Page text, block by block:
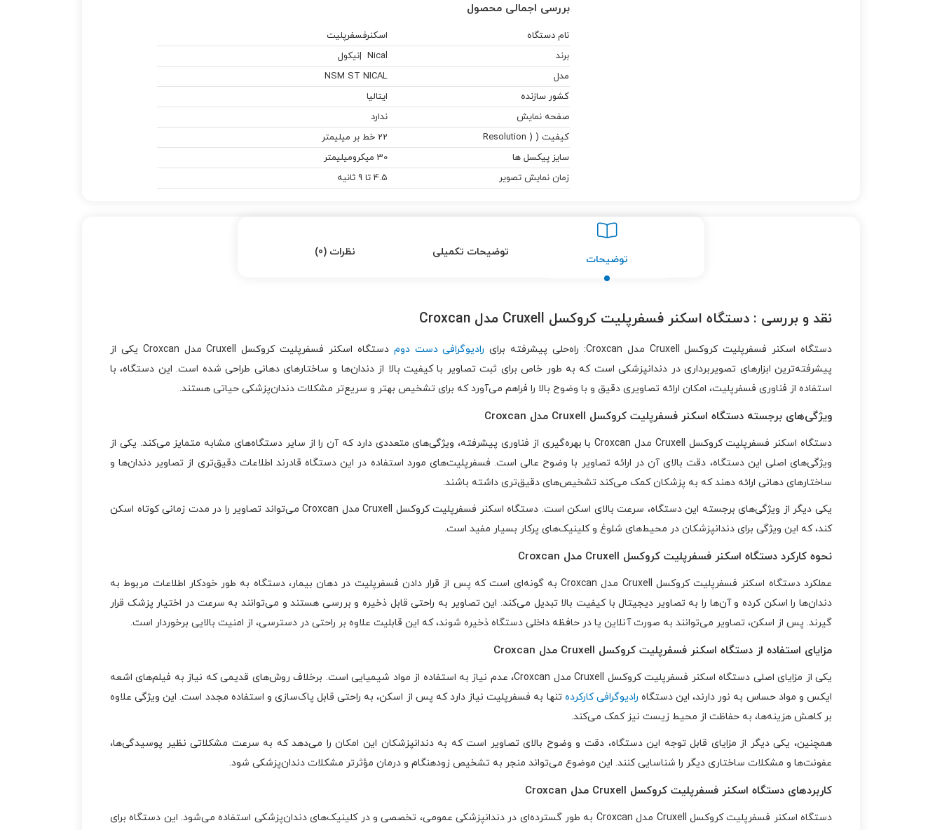
بررسی اجمالی محصول
نام دستگاه
اسکنرفسفرپلیت
برند
Nical |نیکول
مدل
NSM ST NICAL
کشور سازنده
ایتالیا
صفحه نمایش
ندارد
کیفیت ( ( Resolution
22 خط بر میلیمتر
سایز پیکسل ها
30 میکرومیلیمتر
زمان نمایش تصویر
4.5 تا 9 ثانیه
توضیحات
توضیحات تکمیلی نظرات (0)
نقد و بررسی : دستگاه اسکنر فسفرپلیت کروکسل Cruxell مدل Croxcan
دستگاه اسکنر فسفرپلیت کروکسل Cruxell مدل Croxcan: راه‌حلی پیشرفته برای رادیوگرافی دست دوم
دستگاه اسکنر فسفرپلیت کروکسل Cruxell مدل Croxcan یکی از
پیشرفته‌ترین ابزارهای تصویربرداری در دندانپزشکی است که به طور خاص برای ثبت تصاویر با کیفیت بالا از دندان‌ها و ساختارهای دهانی طراحی شده است. این دستگاه، با
استفاده از فناوری فسفرپلیت، امکان ارائه تصاویری دقیق و با وضوح بالا را فراهم می‌آورد که برای تشخیص بهتر و سریع‌تر مشکلات دندان‌پزشکی حیاتی هستند.
ویژگی‌های برجسته دستگاه اسکنر فسفرپلیت کروکسل Cruxell مدل Croxcan
دستگاه اسکنر فسفرپلیت کروکسل Cruxell مدل Croxcan با بهره‌گیری از فناوری پیشرفته، ویژگی‌های متعددی دارد که آن را از سایر دستگاه‌های مشابه متمایز می‌کند. یکی از
ویژگی‌های اصلی این دستگاه، دقت بالای آن در ارائه تصاویر با وضوح عالی است. فسفرپلیت‌های مورد استفاده در این دستگاه قادرند اطلاعات دقیق‌تری از تصاویر دندان‌ها و
ساختارهای دهانی ارائه دهند که به پزشکان کمک می‌کند تشخیص‌های دقیق‌تری داشته باشند.
یکی دیگر از ویژگی‌های برجسته این دستگاه، سرعت بالای اسکن است. دستگاه اسکنر فسفرپلیت کروکسل Cruxell مدل Croxcan می‌تواند تصاویر را در مدت زمانی کوتاه اسکن
کند، که این ویژگی برای دندانپزشکان در محیط‌های شلوغ و کلینیک‌های پرکار بسیار مفید است.
نحوه کارکرد دستگاه اسکنر فسفرپلیت کروکسل Cruxell مدل Croxcan
عملکرد دستگاه اسکنر فسفرپلیت کروکسل Cruxell مدل Croxcan به گونه‌ای است که پس از قرار دادن فسفرپلیت در دهان بیمار، دستگاه به طور خودکار اطلاعات مربوط به
دندان‌ها را اسکن کرده و آن‌ها را به تصاویر دیجیتال با کیفیت بالا تبدیل می‌کند. این تصاویر به راحتی قابل ذخیره و بررسی هستند و می‌توانند به سرعت در اختیار پزشک قرار
گیرند. پس از اسکن، تصاویر می‌توانند به صورت آنلاین یا در حافظه داخلی دستگاه ذخیره شوند، که این قابلیت علاوه بر راحتی در دسترسی، از امنیت بالایی برخوردار است.
مزایای استفاده از دستگاه اسکنر فسفرپلیت کروکسل Cruxell مدل Croxcan
یکی از مزایای اصلی دستگاه اسکنر فسفرپلیت کروکسل Cruxell مدل Croxcan، عدم نیاز به استفاده از مواد شیمیایی است. برخلاف روش‌های قدیمی که نیاز به فیلم‌های اشعه
ایکس و مواد حساس به نور دارند، این دستگاه رادیوگرافی کارکرده تنها به فسفرپلیت نیاز دارد که پس از اسکن، به راحتی قابل پاک‌سازی و استفاده مجدد است. این ویژگی علاوه
بر کاهش هزینه‌ها، به حفاظت از محیط زیست نیز کمک می‌کند.
همچنین، یکی دیگر از مزایای قابل توجه این دستگاه، دقت و وضوح بالای تصاویر است که به دندانپزشکان این امکان را می‌دهد که به سرعت مشکلاتی نظیر پوسیدگی‌ها،
عفونت‌ها و مشکلات ساختاری دیگر را شناسایی کنند. این موضوع می‌تواند منجر به تشخیص زودهنگام و درمان مؤثرتر مشکلات دندان‌پزشکی شود.
کاربردهای دستگاه اسکنر فسفرپلیت کروکسل Cruxell مدل Croxcan
دستگاه اسکنر فسفرپلیت کروکسل Cruxell مدل Croxcan به طور گسترده‌ای در دندانپزشکی عمومی، تخصصی و در کلینیک‌های دندان‌پزشکی استفاده می‌شود. این دستگاه برای